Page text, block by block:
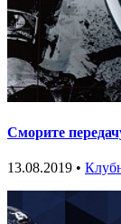
Сморите
13.08.2019 •